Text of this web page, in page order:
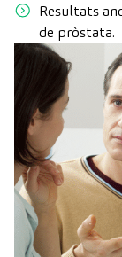
Resultats
de pròstata.